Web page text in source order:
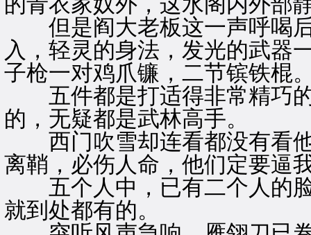
但是阎大老板这一声呼喝后
入，轻灵的身法，发光的武器
子枪一对鸡爪镰，二节镔铁棍
五件都是打适得非常精巧的
的，无疑都是武林高手。
西门吹雪却连看都没有看他
离鞘，必伤人命，他们定要逼
五个人中，已有二个人的脸
就到处都有的。